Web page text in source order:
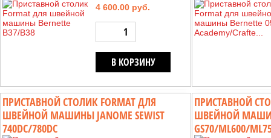
4 600.00 руб.
В КОРЗИНУ
ПРИСТАВНОЙ СТОЛИК FORMAT ДЛЯ
ШВЕЙНОЙ МАШИНЫ JANOME SEWIST
740DC/780DC
ПРИСТАВНОЙ
ШВЕЙНОЙ
GS70/ML600/